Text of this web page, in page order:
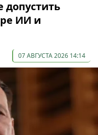
ИИ и
07 АВГУСТА 2026 14:14